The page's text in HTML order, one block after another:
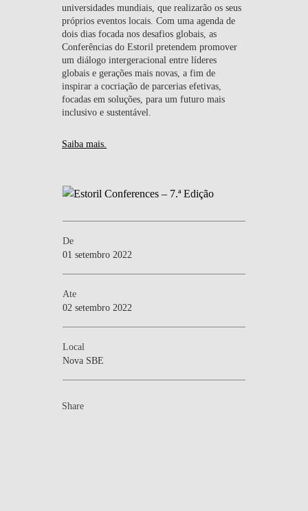
universidades mundiais, que realizarão os seus
próprios eventos locais. Com uma agenda de
dois dias focada nos desafios globais, as
Conferências do Estoril pretendem promover
um diálogo intergeracional entre líderes
globais e gerações mais novas, a fim de
inspirar a cocriação de parcerias efetivas,
focadas em soluções, para um futuro mais
inclusivo e sustentável.
Saiba mais.
De
01 setembro 2022
Ate
02 setembro 2022
Local
Nova SBE
Share